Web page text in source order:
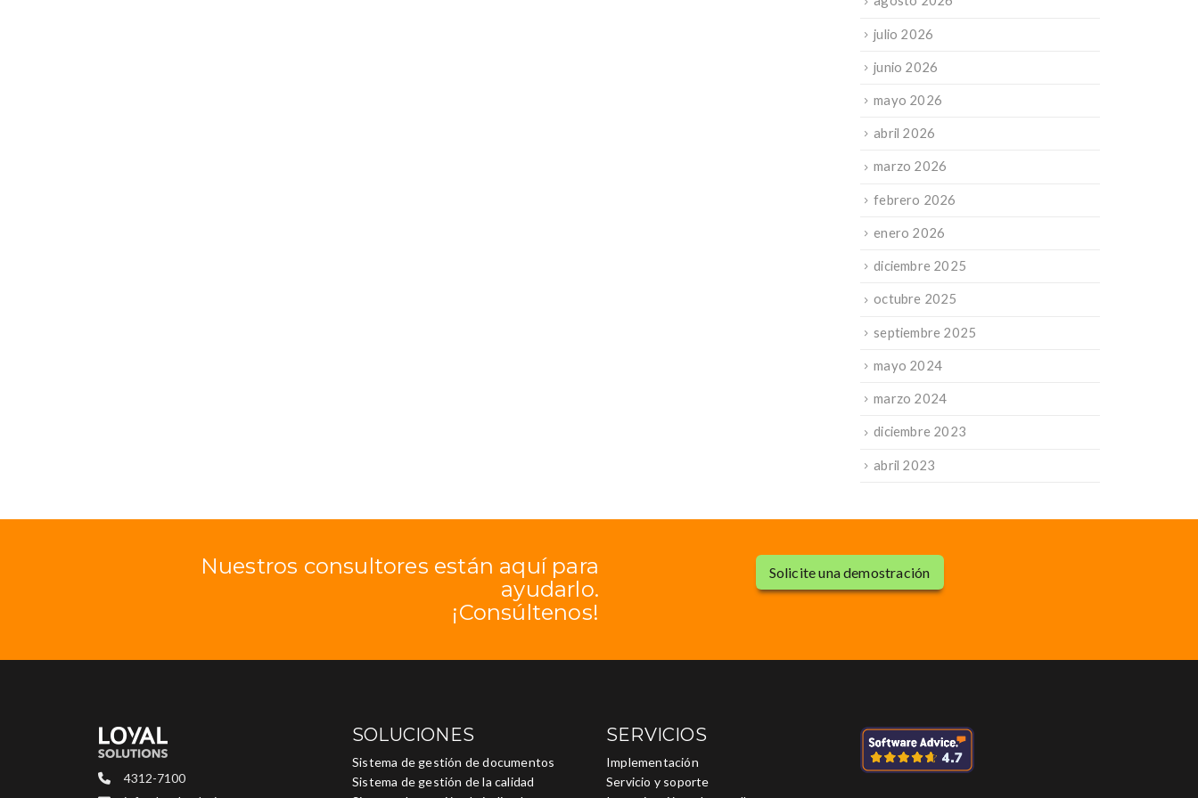
julio 2026
junio 2026
mayo 2026
abril 2026
marzo 2026
febrero 2026
enero 2026
diciembre 2025
octubre 2025
septiembre 2025
mayo 2024
marzo 2024
diciembre 2023
abril 2023
Nuestros consultores están aquí para
ayudarlo.
¡Consúltenos!
Solicite una demostración
4312-7100
SOLUCIONES
Sistema de gestión de documentos
Sistema de gestión de la calidad
SERVICIOS
Implementación
Servicio y soporte